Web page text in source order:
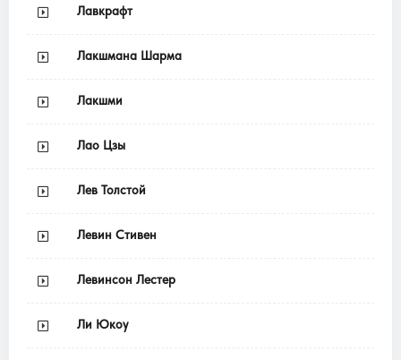
Лавкрафт
Лакшмана Шарма
Лакшми
Лао Цзы
Лев Толстой
Левин Стивен
Левинсон Лестер
Ли Юкоу